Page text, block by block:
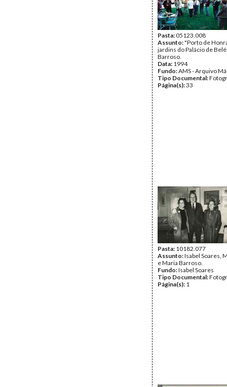
Pasta:05123.008
Assunto:"Porto de
jardins do Palácio de
Barroso.
Data: 1994
Fundo:AMS - Arquivo
Tipo Documental:
Página(s):33
Pasta: 10182.077
Assunto:Isabel Soares,
e Maria Barroso.
Fundo:Isabel Soares
Tipo Documental:
Página(s): 1